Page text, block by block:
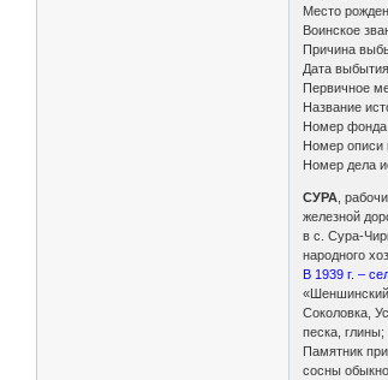
Место
Воинское
Причина
Дата
Первичное
Название
Номер фонда
Номер описи
Номер дела
СУРА ,
железной
в с. Сура-
народного
В 1939 г. –
Соколовка,
песка,
Памятник
сосны